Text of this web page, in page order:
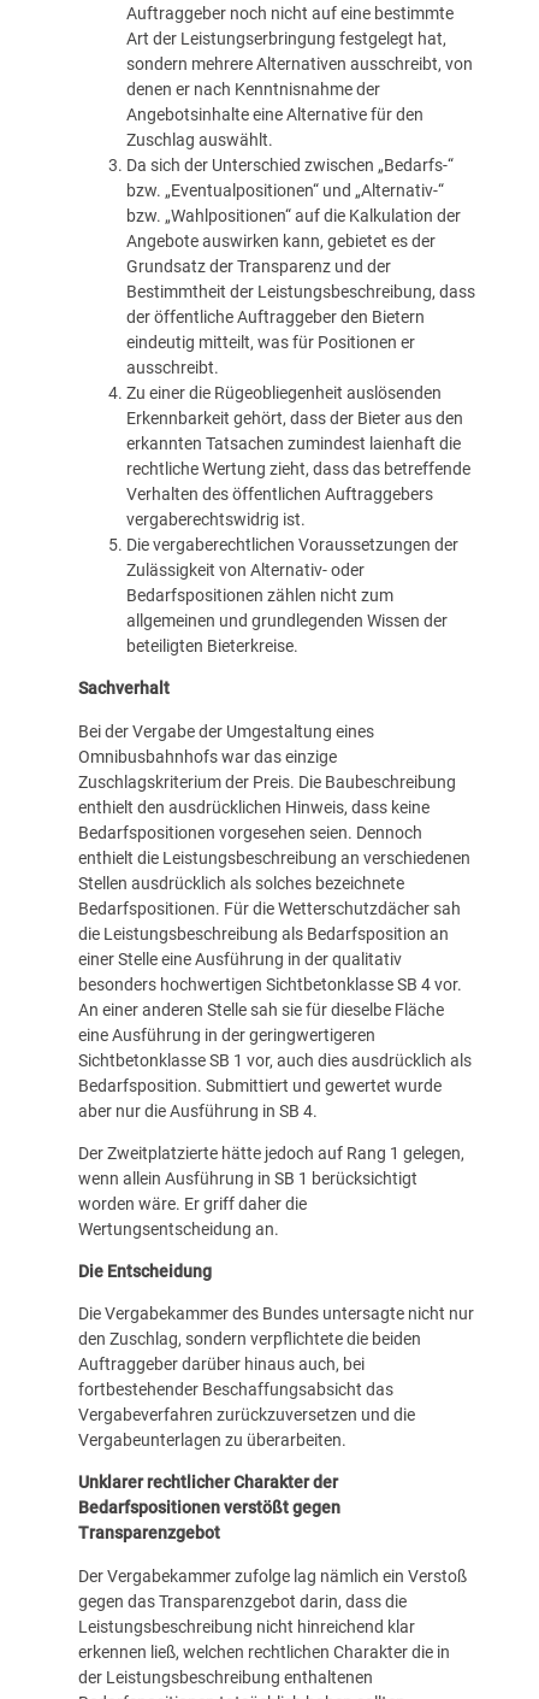
Auftraggeber noch nicht auf eine bestimmte
Art der Leistungserbringung festgelegt hat,
sondern mehrere Alternativen ausschreibt, von
denen er nach Kenntnisnahme der
Angebotsinhalte eine Alternative für den
Zuschlag auswählt.
Da sich der Unterschied zwischen „Bedarfs-“
bzw. „Eventualpositionen“ und „Alternativ-“
bzw. „Wahlpositionen“ auf die Kalkulation der
Angebote auswirken kann, gebietet es der
Grundsatz der Transparenz und der
Bestimmtheit der Leistungsbeschreibung, dass
der öffentliche Auftraggeber den Bietern
eindeutig mitteilt, was für Positionen er
ausschreibt.
Zu einer die Rügeobliegenheit auslösenden
Erkennbarkeit gehört, dass der Bieter aus den
erkannten Tatsachen zumindest laienhaft die
rechtliche Wertung zieht, dass das betreffende
Verhalten des öffentlichen Auftraggebers
vergaberechtswidrig ist.
Die vergaberechtlichen Voraussetzungen der
Zulässigkeit von Alternativ- oder
Bedarfspositionen zählen nicht zum
allgemeinen und grundlegenden Wissen der
beteiligten Bieterkreise.
Sachverhalt
Bei der Vergabe der Umgestaltung eines
Omnibusbahnhofs war das einzige
Zuschlagskriterium der Preis. Die Baubeschreibung
enthielt den ausdrücklichen Hinweis, dass keine
Bedarfspositionen vorgesehen seien. Dennoch
enthielt die Leistungsbeschreibung an verschiedenen
Stellen ausdrücklich als solches bezeichnete
Bedarfspositionen. Für die Wetterschutzdächer sah
die Leistungsbeschreibung als Bedarfsposition an
einer Stelle eine Ausführung in der qualitativ
besonders hochwertigen Sichtbetonklasse SB 4 vor.
An einer anderen Stelle sah sie für dieselbe Fläche
eine Ausführung in der geringwertigeren
Sichtbetonklasse SB 1 vor, auch dies ausdrücklich als
Bedarfsposition. Submittiert und gewertet wurde
aber nur die Ausführung in SB 4.
Der Zweitplatzierte hätte jedoch auf Rang 1 gelegen,
wenn allein Ausführung in SB 1 berücksichtigt
worden wäre. Er griff daher die
Wertungsentscheidung an.
Die Entscheidung
Die Vergabekammer des Bundes untersagte nicht nur
den Zuschlag, sondern verpflichtete die beiden
Auftraggeber darüber hinaus auch, bei
fortbestehender Beschaffungsabsicht das
Vergabeverfahren zurückzuversetzen und die
Vergabeunterlagen zu überarbeiten.
Unklarer rechtlicher Charakter der
Bedarfspositionen verstößt gegen
Transparenzgebot
Der Vergabekammer zufolge lag nämlich ein Verstoß
gegen das Transparenzgebot darin, dass die
Leistungsbeschreibung nicht hinreichend klar
erkennen ließ, welchen rechtlichen Charakter die in
der Leistungsbeschreibung enthaltenen